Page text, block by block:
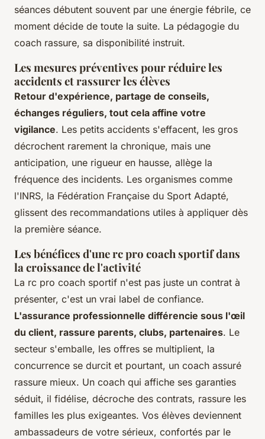
séances débutent souvent par une énergie fébrile, ce
moment décide de toute la suite. La pédagogie du
coach rassure, sa disponibilité instruit.
Les mesures préventives pour réduire les
accidents et rassurer les élèves
Retour d'expérience, partage de conseils,
échanges réguliers, tout cela affine votre
vigilance. Les petits accidents s'effacent, les gros
décrochent rarement la chronique, mais une
anticipation, une rigueur en hausse, allège la
fréquence des incidents. Les organismes comme
l'INRS, la Fédération Française du Sport Adapté,
glissent des recommandations utiles à appliquer dès
la première séance.
Les bénéfices d'une rc pro coach sportif dans
la croissance de l'activité
La rc pro coach sportif n'est pas juste un contrat à
présenter, c'est un vrai label de confiance.
L'assurance professionnelle différencie sous l'œil
du client, rassure parents, clubs, partenaires. Le
secteur s'emballe, les offres se multiplient, la
concurrence se durcit et pourtant, un coach assuré
rassure mieux. Un coach qui affiche ses garanties
séduit, il fidélise, décroche des contrats, rassure les
familles les plus exigeantes. Vos élèves deviennent
ambassadeurs de votre sérieux, confortés par le